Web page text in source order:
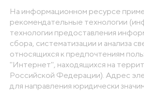
На информационном ресурсе
рекомендательные технологии
технологии предоставления
сбора, систематизации и анализа
относящихся к предпочтениям
"Интернет", находящихся на
Российской Федерации). Адрес
для направления юридически